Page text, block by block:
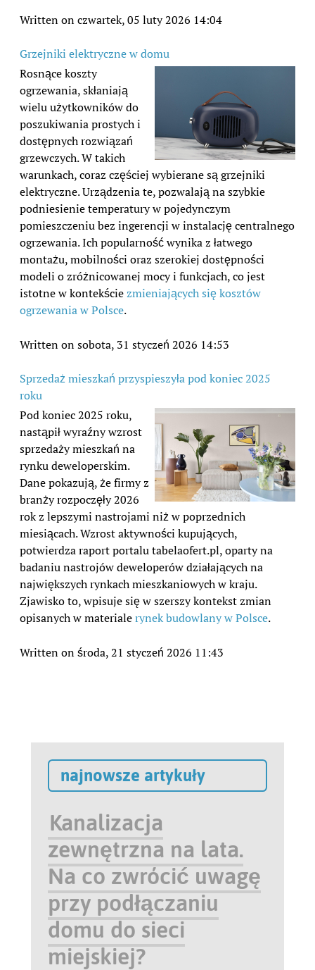
Written on czwartek, 05 luty 2026 14:04
Grzejniki elektryczne w domu
Rosnące koszty
ogrzewania, skłaniają
wielu użytkowników do
poszukiwania prostych i
dostępnych rozwiązań
grzewczych. W takich
warunkach, coraz częściej wybierane są grzejniki
elektryczne. Urządzenia te, pozwalają na szybkie
podniesienie temperatury w pojedynczym
pomieszczeniu bez ingerencji w instalację centralnego
ogrzewania. Ich popularność wynika z łatwego
montażu, mobilności oraz szerokiej dostępności
modeli o zróżnicowanej mocy i funkcjach, co jest
istotne w kontekściezmieniających się kosztów
ogrzewania w Polsce.
Written on sobota, 31 styczeń 2026 14:53
Sprzedaż mieszkań przyspieszyła pod koniec 2025
roku
Pod koniec 2025 roku,
nastąpił wyraźny wzrost
sprzedaży mieszkań na
rynku deweloperskim.
Dane pokazują, że firmy z
branży rozpoczęły 2026
rok z lepszymi nastrojami niż w poprzednich
miesiącach. Wzrost aktywności kupujących,
potwierdza raport portalu tabelaofert.pl, oparty na
badaniu nastrojów deweloperów działających na
największych rynkach mieszkaniowych w kraju.
Zjawisko to, wpisuje się w szerszy kontekst zmian
opisanych w materialerynek budowlany w Polsce.
Written on środa, 21 styczeń 2026 11:43
najnowsze artykuły
Kanalizacja
zewnętrzna na lata.
Na co zwrócić uwagę
przy podłączaniu
domu do sieci
miejskiej?